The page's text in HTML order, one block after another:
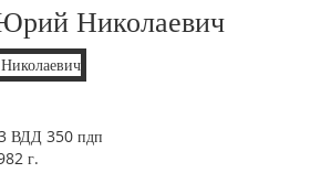
Николаевич
ВДД 350 пдп
г.